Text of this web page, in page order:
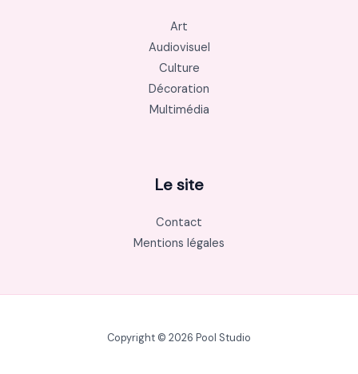
Art
Audiovisuel
Culture
Décoration
Multimédia
Le site
Contact
Mentions légales
Copyright © 2026 Pool Studio